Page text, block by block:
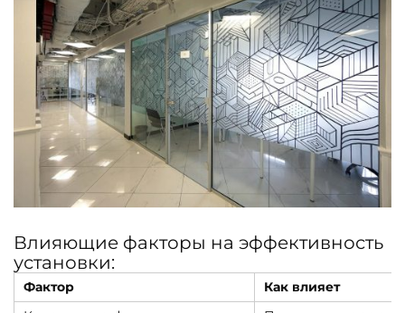
Влияющие факторы на эффективность
установки:
Фактор
Как влияет